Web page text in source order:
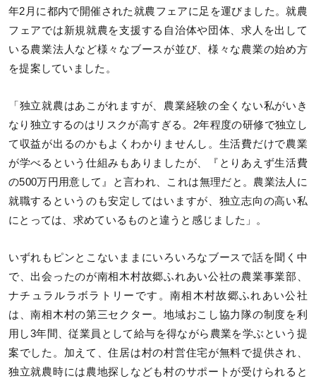
年2月に都内で開催された就農フェアに足を運びました。就農
フェアでは新規就農を支援する自治体や団体、求人を出して
いる農業法人など様々なブースが並び、様々な農業の始め方
を提案していました。
「独立就農はあこがれますが、農業経験の全くない私がいき
なり独立するのはリスクが高すぎる。2年程度の研修で独立し
て収益が出るのかもよくわかりませんし。生活費だけで農業
が学べるという仕組みもありましたが、『とりあえず生活費
の500万円用意して』と言われ、これは無理だと。農業法人に
就職するというのも安定してはいますが、独立志向の高い私
にとっては、求めているものと違うと感じました」。
いずれもピンとこないままにいろいろなブースで話を聞く中
で、出会ったのが南相木村故郷ふれあい公社の農業事業部、
ナチュラルラボラトリーです。南相木村故郷ふれあい公社
は、南相木村の第三セクター。地域おこし協力隊の制度を利
用し3年間、従業員として給与を得ながら農業を学ぶという提
案でした。加えて、住居は村の村営住宅が無料で提供され、
独立就農時には農地探しなども村のサポートが受けられると